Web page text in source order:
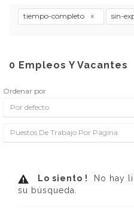
tiempo-completo sin-
0 Empleos Y Vacantes
Ordenar por
Por defecto
Puestos De Trabajo Por Página
Lo siento !
No hay
su búsqueda.